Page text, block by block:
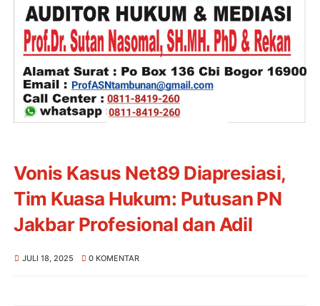
Vonis Kasus Net89 Diapresiasi,
Tim Kuasa Hukum: Putusan PN
Jakbar Profesional dan Adil
JULI 18, 2025 0 KOMENTAR